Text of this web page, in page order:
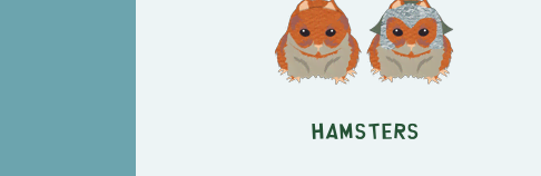
Hamsters